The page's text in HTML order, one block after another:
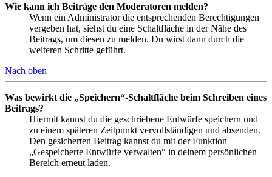
Wie kann ich Beiträge den Moderatoren melden?
Wenn ein Administrator die entsprechenden Berechtigungen
vergeben hat, siehst du eine Schaltfläche in der Nähe des
Beitrags, um diesen zu melden. Du wirst dann durch die
weiteren Schritte geführt.
Nach oben
Was bewirkt die „Speichern“-Schaltfläche beim Schreiben eines
Beitrags?
Hiermit kannst du die geschriebene Entwürfe speichern und
zu einem späteren Zeitpunkt vervollständigen und absenden.
Den gesicherten Beitrag kannst du mit der Funktion
„Gespeicherte Entwürfe verwalten“ in deinem persönlichen
Bereich erneut laden.